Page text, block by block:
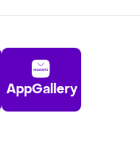
AppGallery